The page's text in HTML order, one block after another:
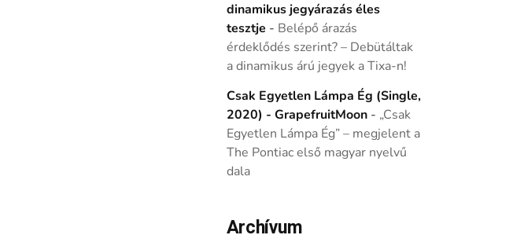
dinamikus jegyárazás éles
tesztje - Belépő árazás
érdeklődés szerint? – Debütáltak
a dinamikus árú jegyek a Tixa-n!
Csak Egyetlen Lámpa Ég (Single,
2020) - GrapefruitMoon- „Csak
Egyetlen Lámpa Ég” – megjelent a
The Pontiac első magyar nyelvű
dala
Archívum